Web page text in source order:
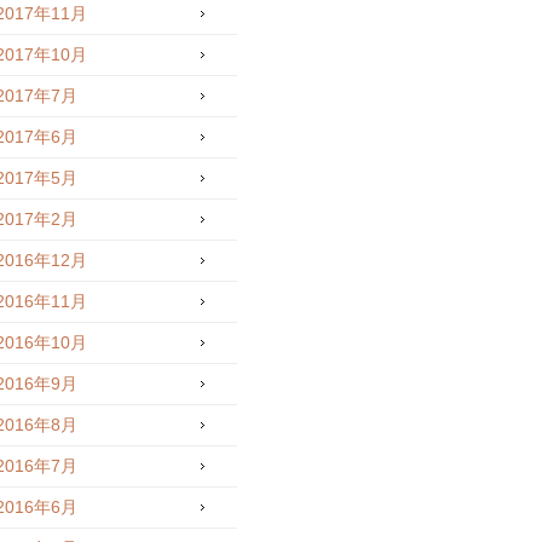
年11月
年10月
年7月
年6月
年5月
年2月
年12月
年11月
年10月
年9月
年8月
年7月
年6月